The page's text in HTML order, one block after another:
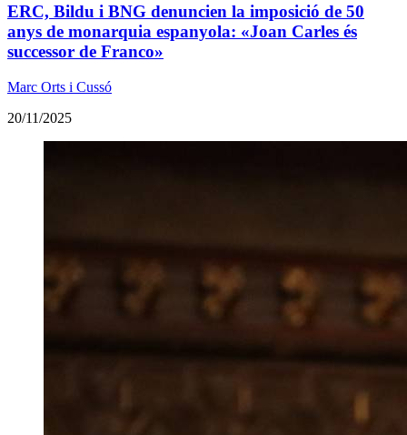
ERC, Bildu i BNG denuncien la imposició de 50
anys de monarquia espanyola: «Joan Carles és
successor de Franco»
Marc Orts i Cussó
20/11/2025